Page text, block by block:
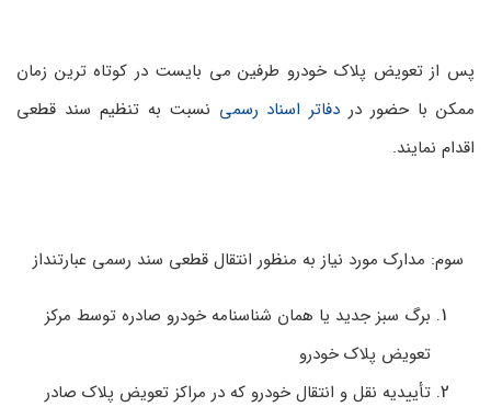
پس از تعویض پلاک خودرو طرفین می­ بایست در کوتاه ­ترین زمان
ممکن با حضور در دفاتر اسناد رسمی نسبت به تنظیم سند قطعی
اقدام نمایند.
سوم: مدارک مورد نیاز به منظور انتقال قطعی سند رسمی عبارتنداز
برگ سبز جدید یا همان شناسنامه خودرو صادره توسط مرکز
تعویض پلاک خودرو
تأییدیه نقل و انتقال خودرو که در مراکز تعویض پلاک صادر